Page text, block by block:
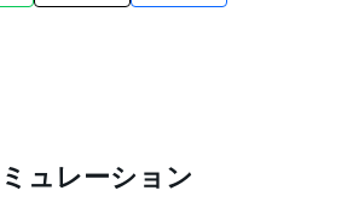
ュレーション